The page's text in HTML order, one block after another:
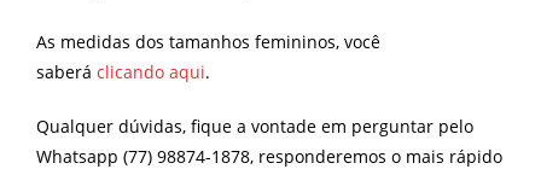
As medidas dos tamanhos femininos, você
saberá clicando aqui.
Qualquer dúvidas, fique a vontade em perguntar pelo
Whatsapp (77) 98874-1878, responderemos o mais rápido